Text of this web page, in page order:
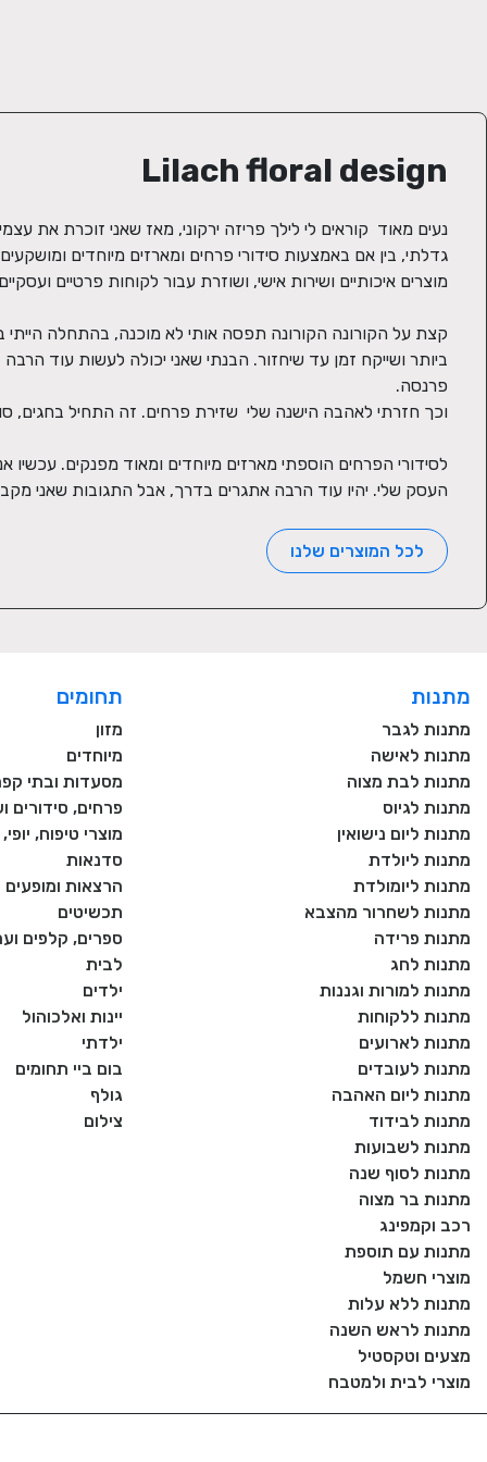
Lilach floral design
העסק שלי. יהיו עוד הרבה אתגרים בדרך, אבל התגובות שאני
לכל המוצרים שלנו
מתנות
מתנות לגבר
מתנות לאישה
מתנות לבת מצוה
מתנות לגיוס
מתנות ליום נישואין
מתנות ליולדת
מתנות ליומולדת
מתנות לשחרור מהצבא
מתנות פרידה
מתנות לחג
מתנות למורות וגננות
מתנות ללקוחות
מתנות לארועים
מתנות לעובדים
מתנות ליום האהבה
מתנות לבידוד
מתנות לשבועות
מתנות לסוף שנה
מתנות בר מצוה
רכב וקמפינג
מתנות עם תוספת
מוצרי חשמל
מתנות ללא עלות
מתנות לראש השנה
מצעים וטקסטיל
מוצרי לבית ולמטבח
תחומים
מזון
מיוחדים
מסעדות ובתי
פרחים, סידורים
מוצרי טיפוח,
סדנאות
הרצאות ומופעים
תכשיטים
ספרים, קלפים
לבית
ילדים
יינות ואלכוהול
ילדתי
בום ביי תחומים
גולף
צילום